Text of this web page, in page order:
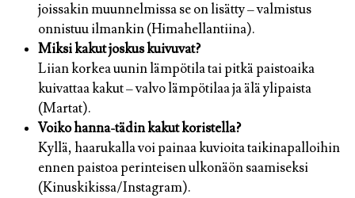
joissakin muunnelmissa se on lisätty – valmistus
onnistuu ilmankin (Himahellantiina).
Miksi kakut joskus kuivuvat?
Liian korkea uunin lämpötila tai pitkä paistoaika
kuivattaa kakut – valvo lämpötilaa ja älä ylipaista
(Martat).
Voiko hanna-tädin kakut koristella?
Kyllä, haarukalla voi painaa kuvioita taikinapalloihin
ennen paistoa perinteisen ulkonäön saamiseksi
(Kinuskikissa/Instagram).